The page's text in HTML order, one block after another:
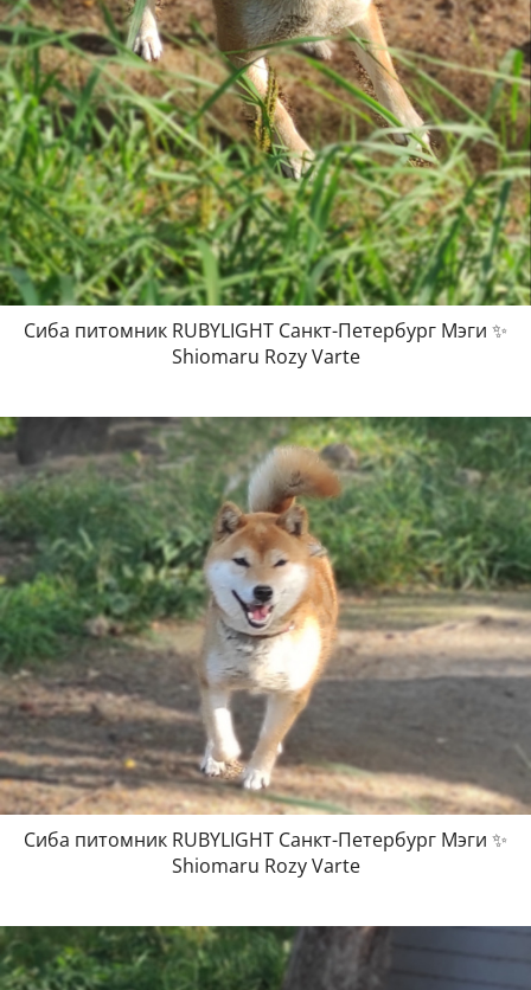
Сиба питомник RUBYLIGHT Санкт-Петербург Мэги ✨
Shiomaru Rozy Varte
Сиба питомник RUBYLIGHT Санкт-Петербург Мэги ✨
Shiomaru Rozy Varte